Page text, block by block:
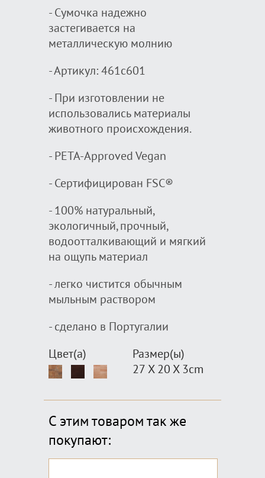
- Сумочка надежно
застегивается на
металлическую молнию
- Артикул: 461c601
- При изготовлении не
использовались материалы
животного происхождения.
- PETA-Approved Vegan
- Сертифицирован FSC®
- 100% натуральный,
экологичный, прочный,
водоотталкивающий и мягкий
на ощупь материал
- легко чистится обычным
мыльным раствором
- сделано в Португалии
Цвет(а)
Размер(ы)
27 X 20 X 3cm
С этим товаром так же
покупают: